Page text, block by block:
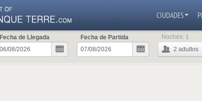
CIUDADES
Fecha de Llegada
Fecha de Partida
2 adultos
Noches: 1